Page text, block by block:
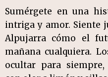
Sumérgete en una
intriga y amor. Siente
Alpujarra cómo el
mañana cualquiera.
ocultar para